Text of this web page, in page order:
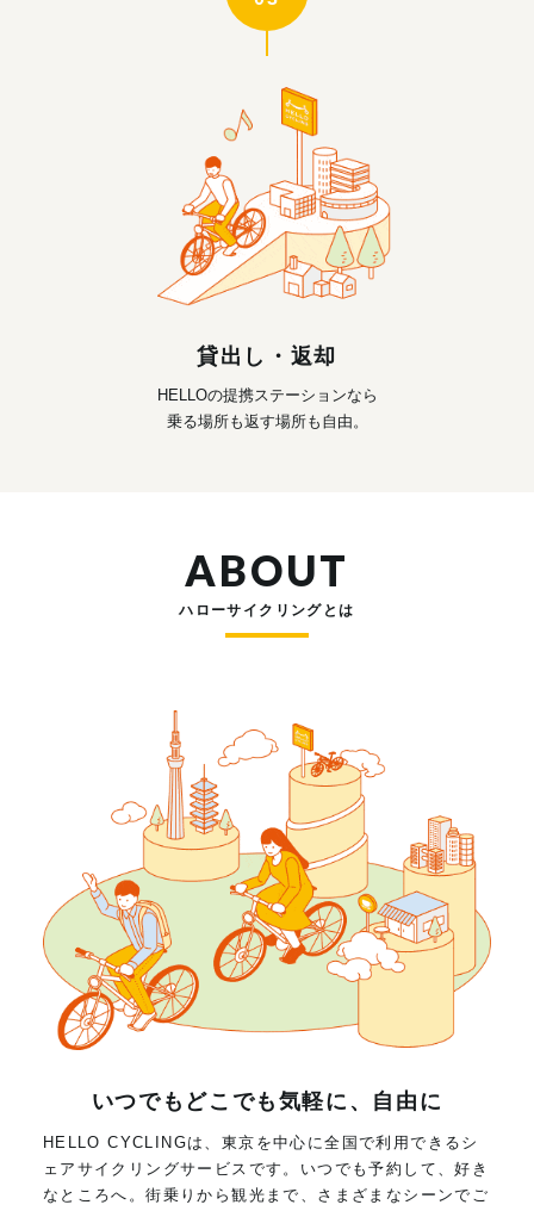
貸出し・返却
HELLOの提携ステーションなら
乗る場所も返す場所も自由。
ABOUT
ハローサイクリングとは
いつでもどこでも気軽に、自由に
HELLO CYCLINGは、東京を中心に全国で利用できるシ
ェアサイクリングサービスです。いつでも予約して、好き
なところへ。街乗りから観光まで、さまざまなシーンでご